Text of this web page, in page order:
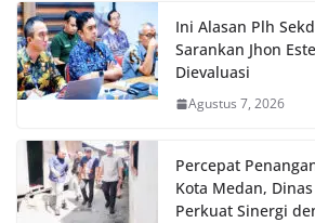
Ini Alasan Plh
Sarankan Jhon
Dievaluasi
Agustus 7, 2026
Percepat
Kota Medan, Dinas
Perkuat Sinergi